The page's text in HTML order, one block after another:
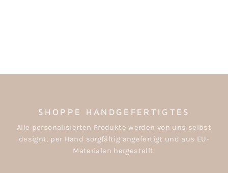
SHOPPE HANDGEFERTIGTES
Alle personalisierten Produkte werden von uns selbst
designt, per Hand sorgfältig angefertigt und aus EU-
Materialen hergestellt.